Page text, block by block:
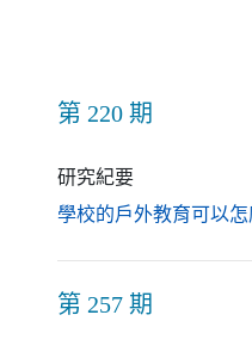
第 220 期
研究紀要
學校的戶外教育可以怎
第 257 期